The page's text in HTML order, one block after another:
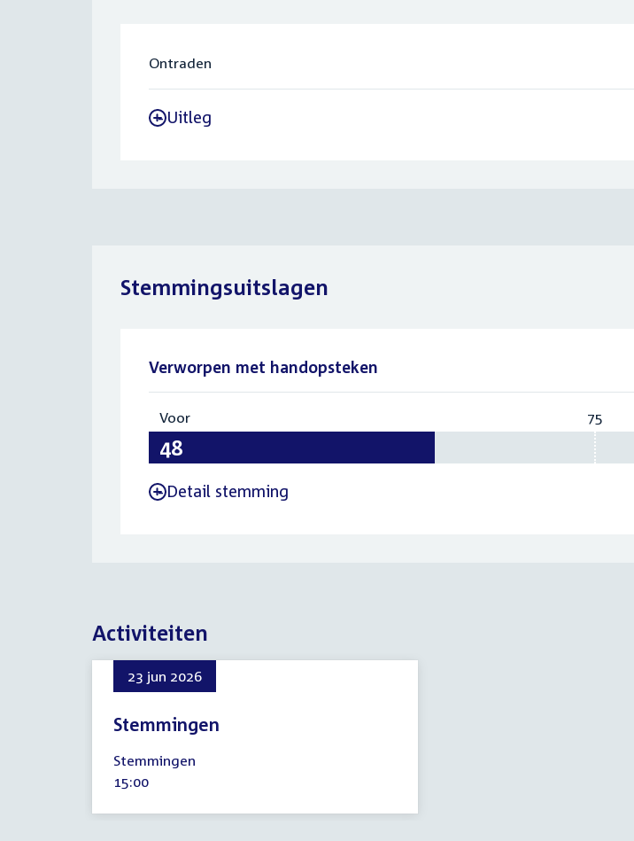
Ontraden
- Uitleg
Stemmingsuitslagen
Verworpen met handopsteken
Voor 75
- Detail stemming
Activiteiten
23 jun 2026
Stemmingen
juni
2026
Stemmingen
Tijd
15:00